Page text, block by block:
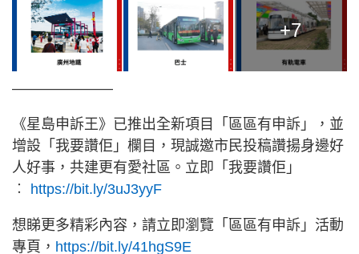
+7
———————
《星島申訴王》已推出全新項目「區區有申訴」，並
增設「 我要讚佢」欄目，現誠邀市民投稿讚揚身邊好
人好事， 共建更有愛社區。立即「我要讚佢」
︰ https://bit.ly/3uJ3yyF
想睇更多精彩內容，請立即瀏覽「區區有申訴」活動
專頁， https://bit.ly/41hgS9E